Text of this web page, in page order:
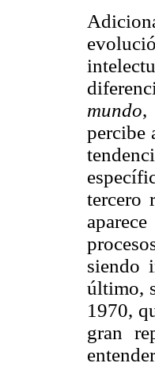
mundo,
percibe
tercero
siendo
último,
1970,
gran